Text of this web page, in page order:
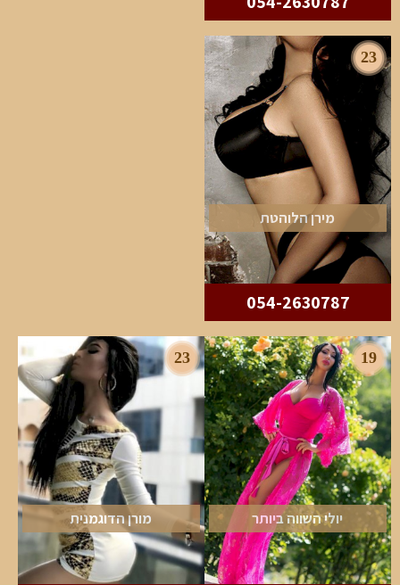
23
מירן הלוהטת
054-2630787
19
יולי השווה ביותר
23
מורן הדוגמנית